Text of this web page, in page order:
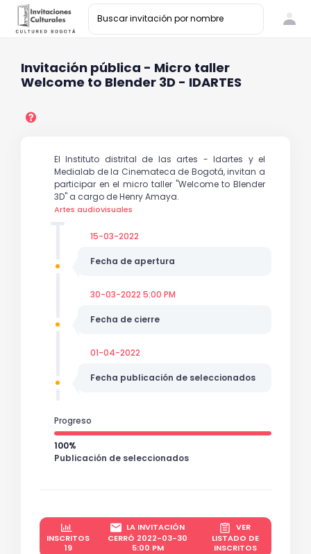
Invitación pública - Micro taller
Welcome to Blender 3D - IDARTES
El Instituto distrital de las artes - Idartes y el
Medialab de la Cinemateca de Bogotá, invitan a
participar en el micro taller "Welcome to Blender
3D" a cargo de Henry Amaya.
Artes audiovisuales
15-03-2022
Fecha de apertura
30-03-2022 5:00 PM
Fecha de cierre
01-04-2022
Fecha publicación de seleccionados
Progreso
100%
Publicación de seleccionados
INSCRITOS
19
LA INVITACIÓN
CERRÓ 2022-03-30
5:00 PM
VER
LISTADO DE
INSCRITOS